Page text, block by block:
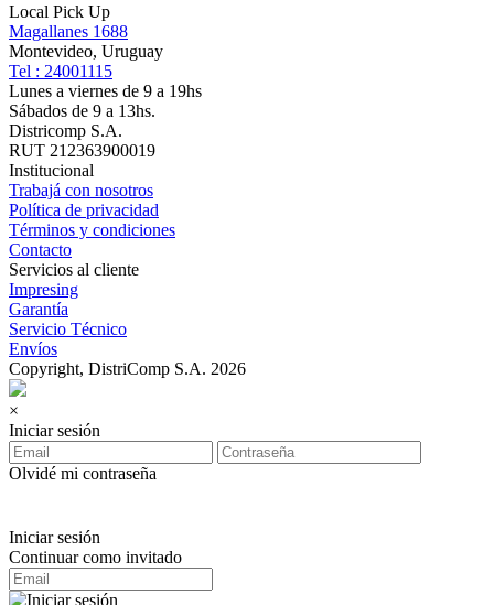
Local Pick Up
Magallanes 1688
Montevideo, Uruguay
Tel : 24001115
Lunes a viernes de 9 a 19hs
Sábados de 9 a 13hs.
Districomp S.A.
RUT 212363900019
Institucional
Trabajá con nosotros
Política de privacidad
Términos y condiciones
Contacto
Servicios al cliente
Impresing
Garantía
Servicio Técnico
Envíos
Copyright, DistriComp S.A. 2026
×
Iniciar sesión
Olvidé mi contraseña
Iniciar sesión
Continuar como invitado